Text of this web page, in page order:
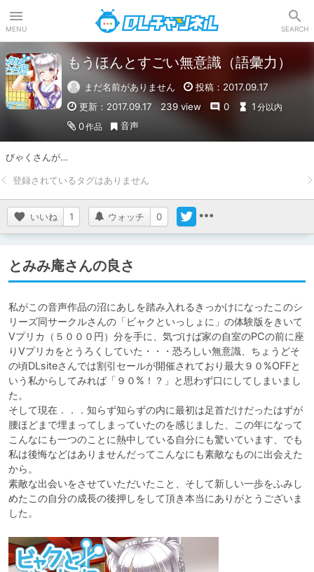
MENU SEARCH
もうほんとすごい無意識（語彙力）
まだ名前がありません
投稿：2017.09.17
更新：2017.09.17
239 view 0 1 分以内
0作品 音声
びゃくさんが…
いいね 1 ウォッチ 0
とみみ庵さんの良さ
私がこの音声作品の沼にあしを踏み入れるきっかけになったこのシ
リーズ同サークルさんの「ビャクといっしょに」の体験版をきいて
Vプリカ（５０００円）分を手に、気づけば家の自室のPCの前に座
りVプリカをとうろくしていた・・・恐ろしい無意識、ちょうどそ
の頃DLsiteさんでは割引セールが開催されており最大９０%OFFと
いう私からしてみれば「９０%！？」と思わず口にしてしまいまし
た。
そして現在．．．知らず知らずの内に最初は足首だけだったはずが
腰ほどまで埋まってしまっていたのを感じました、この年になって
こんなにも一つのことに熱中している自分にも驚いています、でも
私は後悔などはありませんだってこんなにも素敵なものに出会えた
から。
素敵な出会いをさせていただいたこと、そして新しい一歩をふみし
めたこの自分の成長の後押しをして頂き本当にありがとうございま
した。